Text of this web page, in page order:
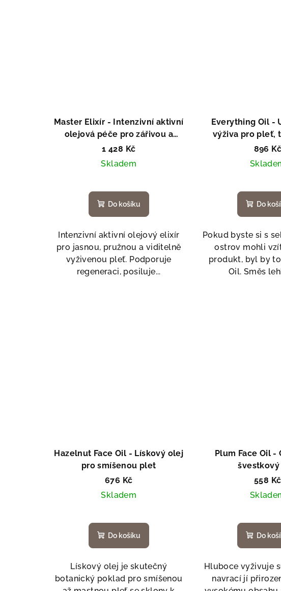
Master Elixír - Intenzivní aktivní
olejová péče pro zářivou a
pružnou pleť
1 428 Kč
Skladem
Do košíku
Intenzivní aktivní olejový elixír
pro jasnou, pružnou a viditelně
vyživenou pleť. Podporuje
regeneraci, posiluje...
Everything Oil -
výživa pro pleť,
896 Kč
Do
Pokud byste si s
ostrov mohli
produkt, byl by
Oil. Směs
Hazelnut Face Oil - Lískový olej
pro smíšenou plet
676 Kč
Skladem
Do košíku
Lískový olej je skutečný
botanický poklad pro smíšenou
Plum Face Oil -
558 Kč
Do
Hluboce vyživuje
navrací jí